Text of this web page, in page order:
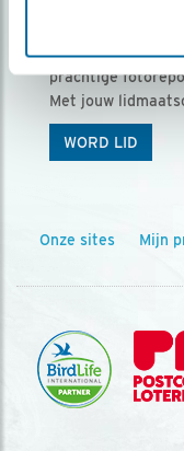
Ontvang 5 x
Vogels is het
prachtige
Met jouw
WORD LID
Onze sites Mijn